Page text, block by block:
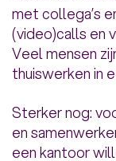
met collega’s
(video)calls en
Veel mensen
thuiswerken in
Sterker nog:
en
een kantoor